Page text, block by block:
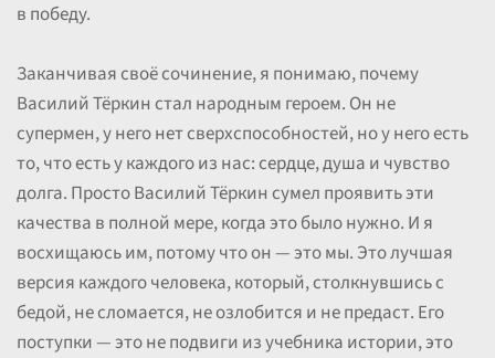
в победу.
Заканчивая своё сочинение, я понимаю, почему
Василий Тёркин стал народным героем. Он не
супермен, у него нет сверхспособностей, но у него есть
то, что есть у каждого из нас: сердце, душа и чувство
долга. Просто Василий Тёркин сумел проявить эти
качества в полной мере, когда это было нужно. И я
восхищаюсь им, потому что он — это мы. Это лучшая
версия каждого человека, который, столкнувшись с
бедой, не сломается, не озлобится и не предаст. Его
поступки — это не подвиги из учебника истории, это